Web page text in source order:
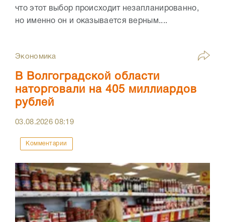
что этот выбор происходит незапланированно,
но именно он и оказывается верным....
Экономика
В Волгоградской области
наторговали на 405 миллиардов
рублей
03.08.202608:19
Комментарии